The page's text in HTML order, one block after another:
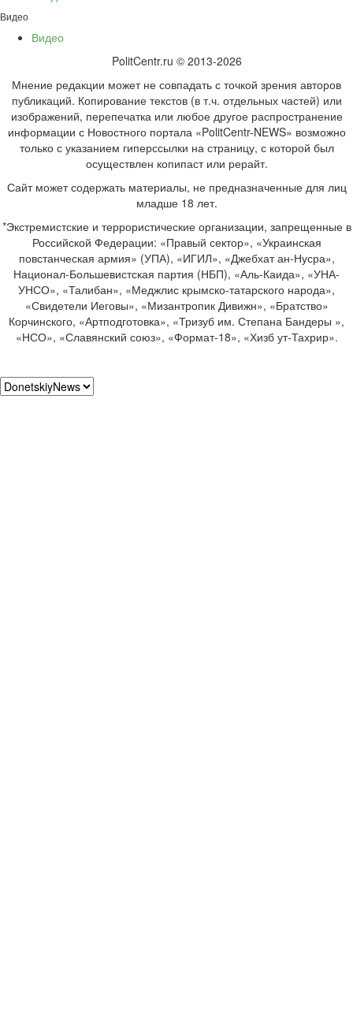
Видео
Видео
PolitCentr.ru © 2013-2026
Мнение редакции может не совпадать с точкой зрения авторов
публикаций. Копирование текстов (в т.ч. отдельных частей) или
изображений, перепечатка или любое другое распространение
информации с Новостного портала «PolitCentr-NEWS» возможно
только с указанием гиперссылки на страницу, с которой был
осуществлен копипаст или рерайт.
Сайт может содержать материалы, не предназначенные для лиц
младше 18 лет.
*Экстремистские и террористические организации, запрещенные в
Российской Федерации: «Правый сектор», «Украинская
повстанческая армия» (УПА), «ИГИЛ», «Джебхат ан-Нусра»,
Национал-Большевистская партия (НБП), «Аль-Каида», «УНА-
УНСО», «Талибан», «Меджлис крымско-татарского народа»,
«Свидетели Иеговы», «Мизантропик Дивижн», «Братство»
Корчинского, «Артподготовка», «Тризуб им. Степана Бандеры »,
«НСО», «Славянский союз», «Формат-18», «Хизб ут-Тахрир».